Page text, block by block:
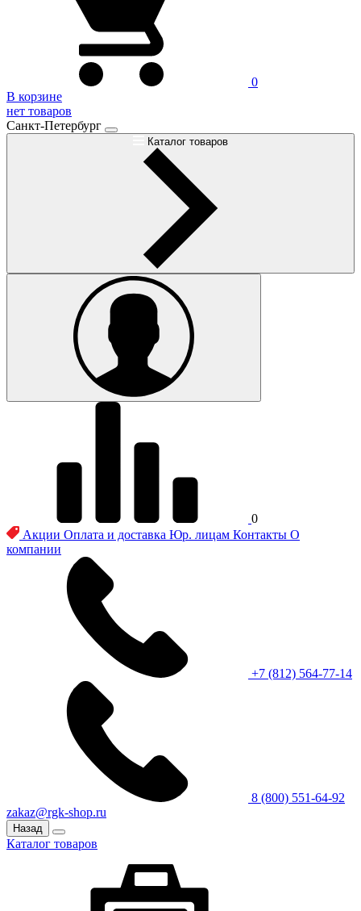
0
В корзине
нет товаров
Санкт-Петербург
Каталог товаров
0
Акции Оплата и доставка Юр. лицам Контакты О
компании
+7 (812) 564-77-14
8 (800) 551-64-92
zakaz@rgk-shop.ru
Назад
Каталог товаров